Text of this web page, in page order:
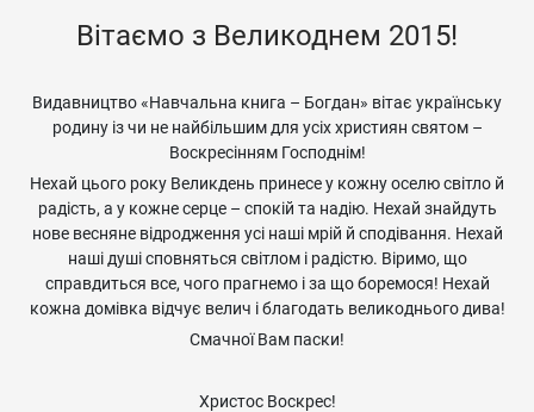
Вітаємо з Великоднем 2015!
Видавництво «Навчальна книга – Богдан» вітає українську
родину із чи не найбільшим для усіх християн святом –
Воскресінням Господнім!
Нехай цього року Великдень принесе у кожну оселю світло й
радість, а у кожне серце – спокій та надію. Нехай знайдуть
нове весняне відродження усі наші мрій й сподівання. Нехай
наші душі сповняться світлом і радістю. Віримо, що
справдиться все, чого прагнемо і за що боремося! Нехай
кожна домівка відчує велич і благодать великоднього дива!
Смачної Вам паски!
Христос Воскрес!